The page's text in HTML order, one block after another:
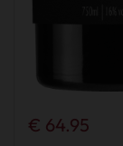
€ 64.95